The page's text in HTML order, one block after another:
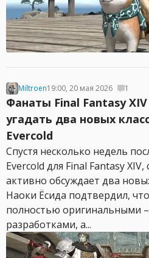
Miltroen19:00, 20 мая 2026 1
Фанаты Final Fantasy
угадать два новых
Evercold
Спустя несколько недель
Evercold для Final Fantasy
активно обсуждает два
Наоки Ёсида подтвердил,
полностью оригинальными
разработками, а...